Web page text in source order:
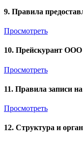
9. Правила
Просмотреть
10. Прейскурант
Просмотреть
11. Правила записи
Просмотреть
12. Структура и